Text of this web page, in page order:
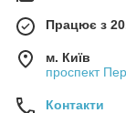
Працює з
м. Київ
проспект
Контакти